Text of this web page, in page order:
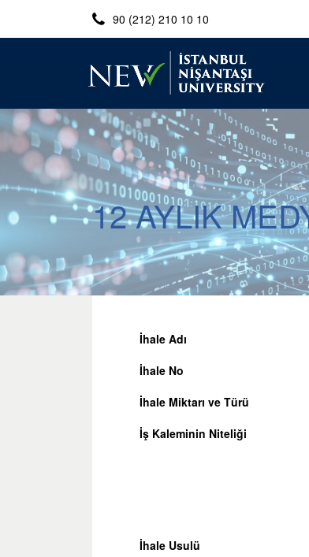
90 (212) 210 10 10
12 AYLIK
İhale Adı
İhale No
İhale Miktarı ve Türü
İş Kaleminin Niteliği
İhale Usulü